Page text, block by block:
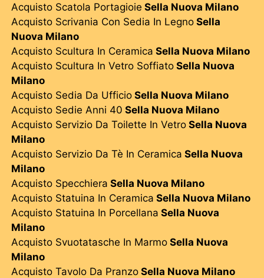
Acquisto Scatola Portagioie Sella Nuova Milano
Acquisto Scrivania Con Sedia In Legno Sella
Nuova Milano
Acquisto Scultura In Ceramica Sella Nuova Milano
Acquisto Scultura In Vetro Soffiato Sella Nuova
Milano
Acquisto Sedia Da Ufficio Sella Nuova Milano
Acquisto Sedie Anni 40 Sella Nuova Milano
Acquisto Servizio Da Toilette In Vetro Sella Nuova
Milano
Acquisto Servizio Da Tè In Ceramica Sella Nuova
Milano
Acquisto Specchiera Sella Nuova Milano
Acquisto Statuina In Ceramica Sella Nuova Milano
Acquisto Statuina In Porcellana Sella Nuova
Milano
Acquisto Svuotatasche In Marmo Sella Nuova
Milano
Acquisto Tavolo Da Pranzo Sella Nuova Milano